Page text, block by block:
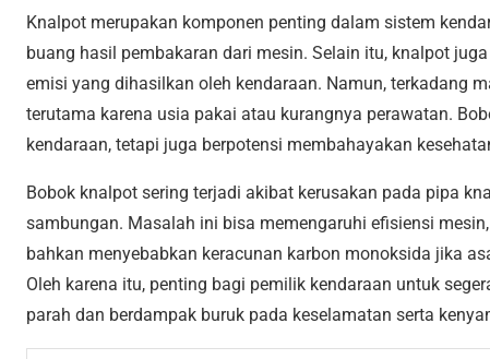
Knalpot merupakan komponen penting dalam sistem
buang hasil pembakaran dari mesin. Selain itu, knalpot
emisi yang dihasilkan oleh kendaraan. Namun, terkadang
terutama karena usia pakai atau kurangnya perawatan.
kendaraan, tetapi juga berpotensi membahayakan
Bobok knalpot sering terjadi akibat kerusakan pada pipa
sambungan. Masalah ini bisa memengaruhi efisiensi
bahkan menyebabkan keracunan karbon monoksida jika
Oleh karena itu, penting bagi pemilik kendaraan untuk
parah dan berdampak buruk pada keselamatan serta